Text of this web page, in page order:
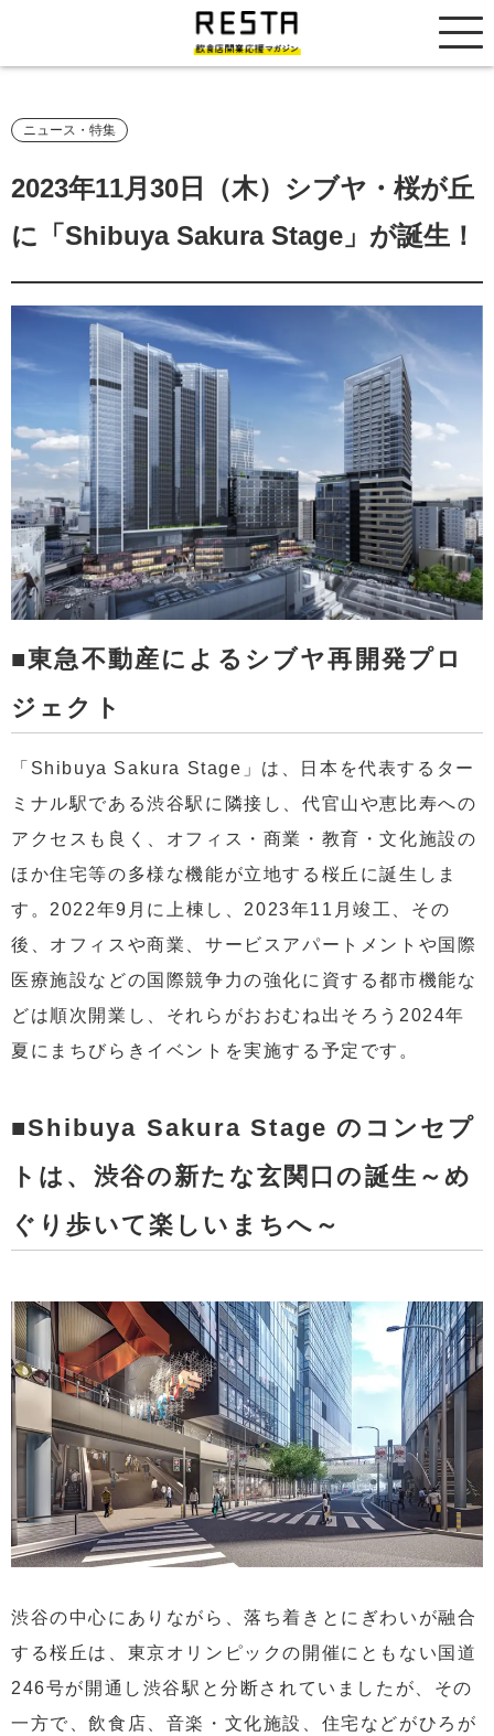
居抜き売却市場
ニュース・特集
2023年11月30日（木）シブヤ・桜が丘
に「Shibuya Sakura Stage」が誕生！
■東急不動産によるシブヤ再開発プロ
ジェクト
「Shibuya Sakura Stage」は、日本を代表するター
ミナル駅である渋谷駅に隣接し、代官⼭や恵比寿への
アクセスも良く、オフィス・商業・教育・⽂化施設の
ほか住宅等の多様な機能が立地する桜丘に誕生しま
す。2022年9月に上棟し、2023年11月竣工、その
後、オフィスや商業、サービスアパートメントや国際
医療施設などの国際競争力の強化に資する都市機能な
どは順次開業し、それらがおおむね出そろう2024年
夏にまちびらきイベントを実施する予定です。
■Shibuya Sakura Stage のコンセプ
トは、渋谷の新たな玄関口の誕生～め
ぐり歩いて楽しいまちへ～
渋谷の中心にありながら、落ち着きとにぎわいが融合
する桜丘は、東京オリンピックの開催にともない国道
246号が開通し渋谷駅と分断されていましたが、その
一方で、飲食店、音楽・⽂化施設、住宅などがひろが